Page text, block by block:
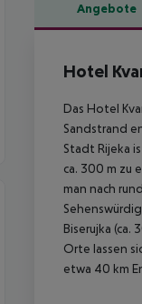
Angebote
Hotel
Das Hotel
Sandstrand
Stadt Rijeka
ca. 300 m zu
man nach
Biserujka
Orte lassen
etwa 40 km